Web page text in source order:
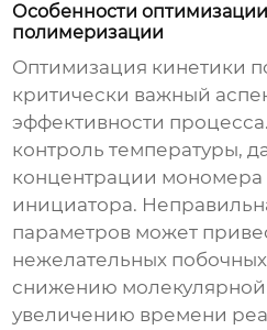
Особенности
полимеризации
Оптимизация кинетики
критически важный
эффективности
контроль температуры,
концентрации мономера
инициатора.
параметров может
нежелательных
снижению
увеличению времени